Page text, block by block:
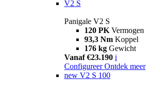
V2 S
Panigale V2 S
120 PK Vermogen
93,3 Nm Koppel
176 kg Gewicht
Vanaf €23.190 i
Configureer Ontdek meer
new V2 S 100